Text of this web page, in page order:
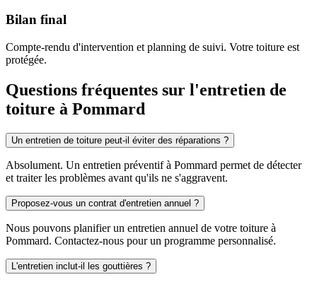
Bilan final
Compte-rendu d'intervention et planning de suivi. Votre toiture est
protégée.
Questions fréquentes sur l'entretien de
toiture à Pommard
Un entretien de toiture peut-il éviter des réparations ?
Absolument. Un entretien préventif à Pommard permet de détecter
et traiter les problèmes avant qu'ils ne s'aggravent.
Proposez-vous un contrat d'entretien annuel ?
Nous pouvons planifier un entretien annuel de votre toiture à
Pommard. Contactez-nous pour un programme personnalisé.
L'entretien inclut-il les gouttières ?